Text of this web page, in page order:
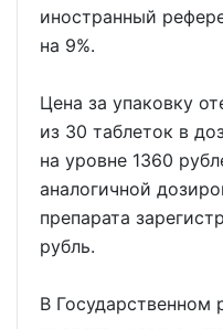
иностранный
на 9%.
Цена за упаковку
из 30 таблеток в
на уровне 1360
аналогичной
препарата
рубль.
В Государственном